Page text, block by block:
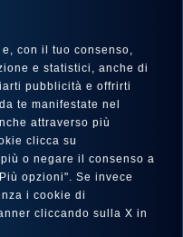
con il tuo consenso,
e statistici, anche di
pubblicità e offrirti
te manifestate nel
attraverso più
clicca su
o negare il consenso a
opzioni". Se invece
i cookie di
cliccando sulla X in